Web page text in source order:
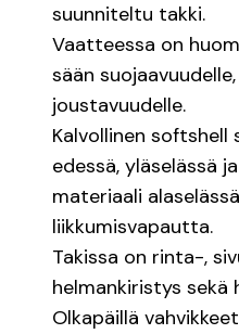
suunniteltu takki.
Vaatteessa on
sään
joustavuudelle.
Kalvollinen
edessä, yläselässä
materiaali
liikkumisvapautta.
Takissa on rinta-,
helmankiristys sekä
Olkapäillä